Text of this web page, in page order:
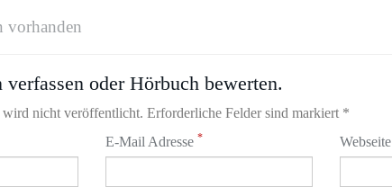
vorhanden
verfassen oder Hörbuch bewerten.
nicht veröffentlicht. Erforderliche Felder sind markiert *
E-Mail Adresse * Webseite